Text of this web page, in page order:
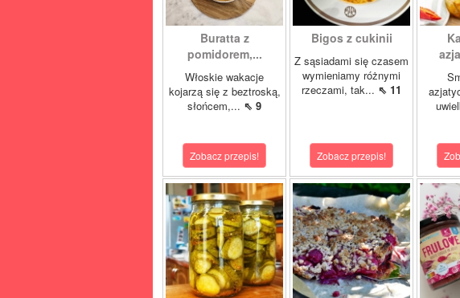
Buratta z
pomidorem,...
Włoskie wakacje
kojarzą się z beztroską,
słońcem,... ⇖ 9
Zobacz przepis!
Bigos z cukinii
Z sąsiadami się czasem
wymieniamy różnymi
rzeczami, tak... ⇖ 11
Zobacz przepis!